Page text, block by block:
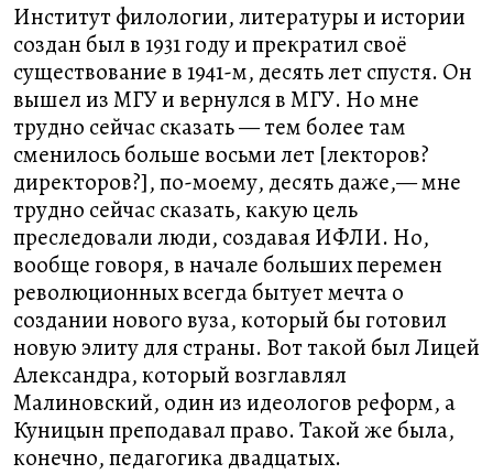
Институт филологии, литературы и истории
создан был в 1931 году и прекратил своё
существование в 1941-м, десять лет спустя. Он
вышел из МГУ и вернулся в МГУ. Но мне
трудно сейчас сказать — тем более там
сменилось больше восьми лет [лекторов?
директоров?], по-моему, десять даже,— мне
трудно сейчас сказать, какую цель
преследовали люди, создавая ИФЛИ. Но,
вообще говоря, в начале больших перемен
революционных всегда бытует мечта о
создании нового вуза, который бы готовил
новую элиту для страны. Вот такой был Лицей
Александра, который возглавлял
Малиновский, один из идеологов реформ, а
Куницын преподавал право. Такой же была,
конечно, педагогика двадцатых.